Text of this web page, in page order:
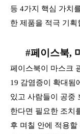
등 4가지 핵심 가치
한 제품을 적극 기
#페이스북,
페이스북이 마스크
19 감염증이 확대됨
있고 사람들이 공중
한다면 필요한 조치
후 며칠 안에 적용